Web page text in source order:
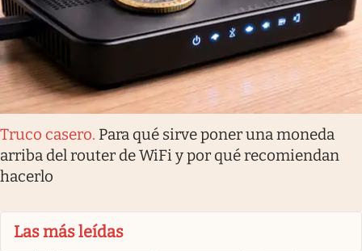
Truco casero. Para qué sirve poner una moneda
arriba del router de WiFi y por qué recomiendan
hacerlo
Las más leídas